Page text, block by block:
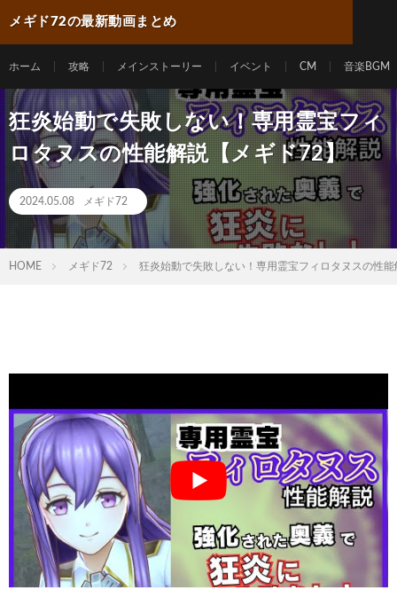
メギド72の最新動画まとめ
ホーム 攻略 メインストーリー イベント CM 音楽BGM
狂炎始動で失敗しない！専用霊宝フィ
ロタヌスの性能解説【メギド72】
2024.05.08 メギド72
HOME メギド72 狂炎始動で失敗しない！専用霊宝フィロタヌスの性